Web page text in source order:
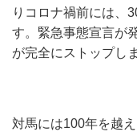
りコロナ禍前には、
す。緊急事態宣言が
が完全にストップし
対馬には100年を越